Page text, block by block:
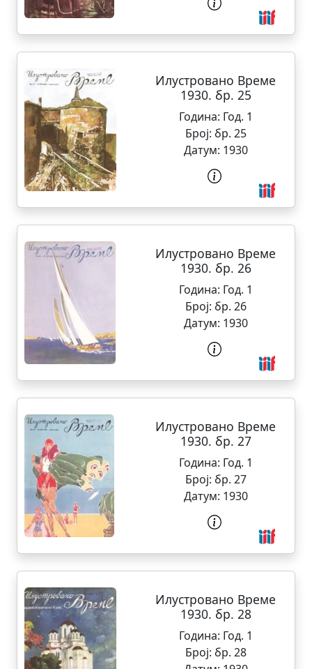
Илустровано Време
1930. бр. 25
Година: Год. 1
Број: бр. 25
Датум: 1930
Илустровано Време
1930. бр. 26
Година: Год. 1
Број: бр. 26
Датум: 1930
Илустровано Време
1930. бр. 27
Година: Год. 1
Број: бр. 27
Датум: 1930
Илустровано Време
1930. бр. 28
Година: Год. 1
Број: бр. 28